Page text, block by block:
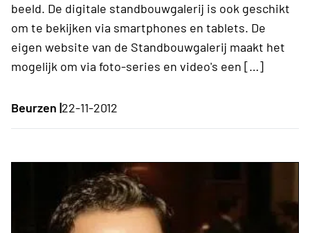
beeld. De digitale standbouwgalerij is ook geschikt
om te bekijken via smartphones en tablets. De
eigen website van de Standbouwgalerij maakt het
mogelijk om via foto-series en video's een […]
Beurzen |22-11-2012